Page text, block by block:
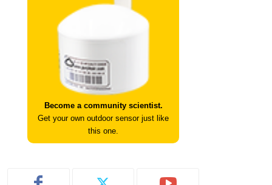
Become a community scientist.
Get your own outdoor sensor just like
this one.